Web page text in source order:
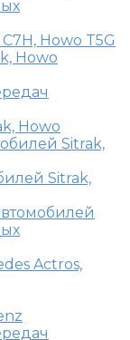
Howo T5G
Howo
Howo
Sitrak,
Sitrak,
Actros,